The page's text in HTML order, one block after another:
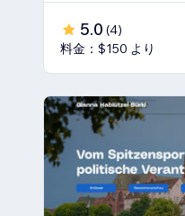
5.0 (4)
料金：$150 より